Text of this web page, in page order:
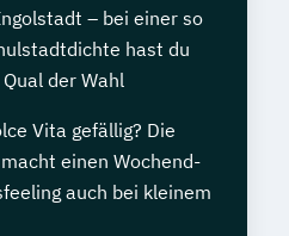
– bei einer so
hast du
der Wahl
Vita gefällig? Die
einen Wochend-
auch bei kleinem